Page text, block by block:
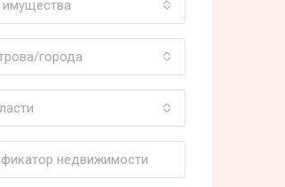
имущества
города